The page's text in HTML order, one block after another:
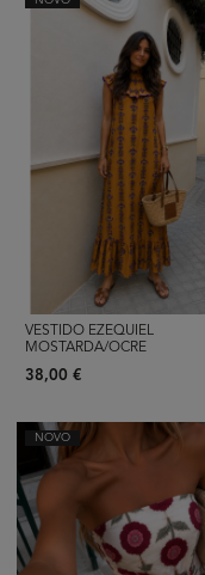
VESTIDO EZEQUIEL
MOSTARDA/OCRE
38,00 €
NOVO